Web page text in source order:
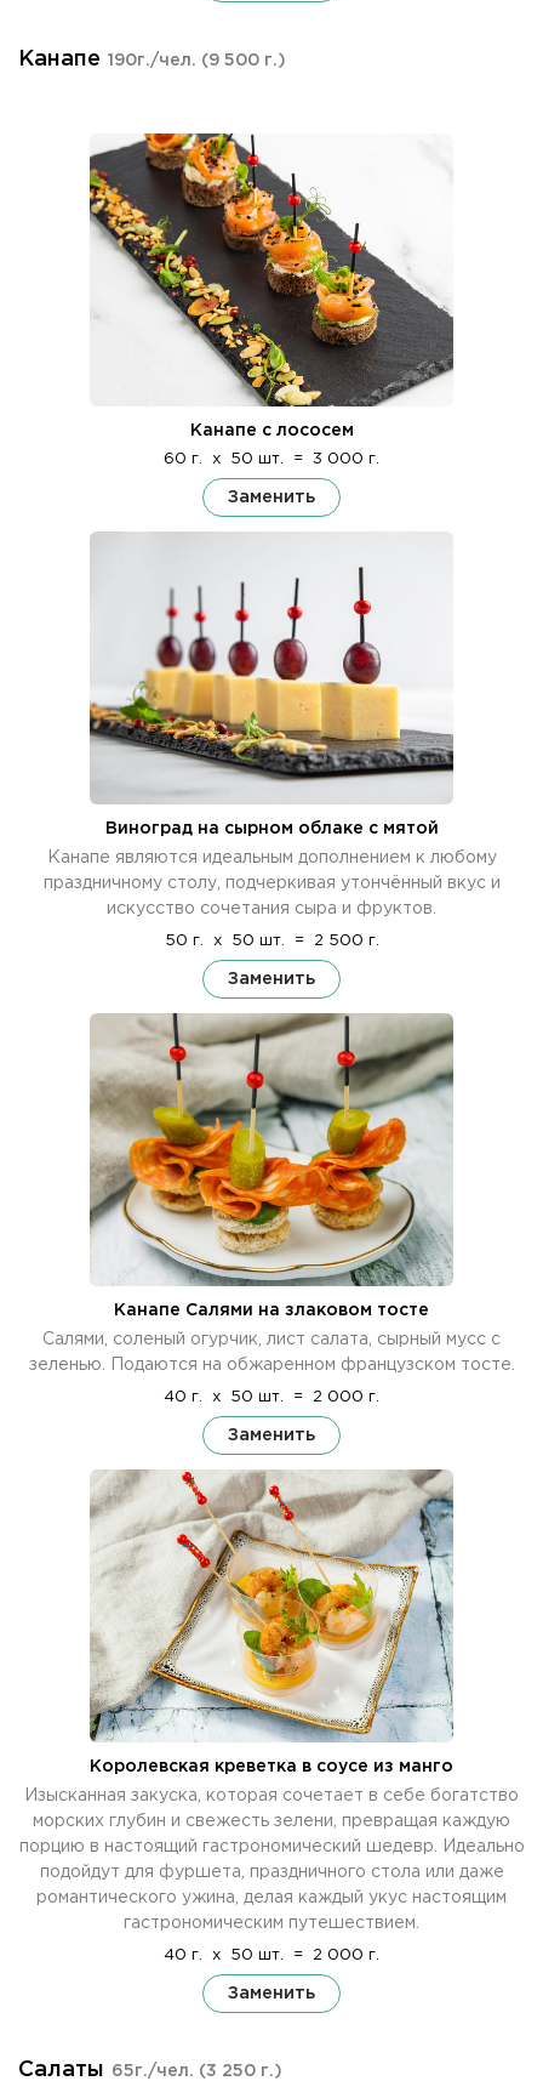
Канапе 190г./чел. (9 500 г.)
Канапе с лососем
60 г. x 50 шт. = 3 000 г.
Заменить
Виноград на сырном облаке с мятой
Канапе являются идеальным дополнением к любому
праздничному столу, подчеркивая утончённый вкус и
искусство сочетания сыра и фруктов.
50 г. x 50 шт. = 2 500 г.
Заменить
Канапе Салями на злаковом тосте
Салями, соленый огурчик, лист салата, сырный мусс с
зеленью. Подаются на обжаренном французском тосте.
40 г. x 50 шт. = 2 000 г.
Заменить
Королевская креветка в соусе из манго
Изысканная закуска, которая сочетает в себе богатство
морских глубин и свежесть зелени, превращая каждую
порцию в настоящий гастрономический шедевр. Идеально
подойдут для фуршета, праздничного стола или даже
романтического ужина, делая каждый укус настоящим
гастрономическим путешествием.
40 г. x 50 шт. = 2 000 г.
Заменить
Салаты 65г./чел. (3 250 г.)